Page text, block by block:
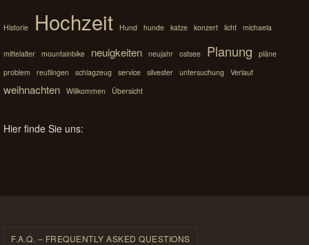
Historie Hochzeit Hund hunde katze konzert licht michaela
mittelalter mountainbike neuigkeiten neujahr ostsee Planung
pläne
problem
reutlingen schlagzeug service silvester untersuchung Verlauf
weihnachten Willkommen Übersicht
Hier finde Sie uns:
F.A.Q. – FREQUENTLY ASKED QUESTIONS